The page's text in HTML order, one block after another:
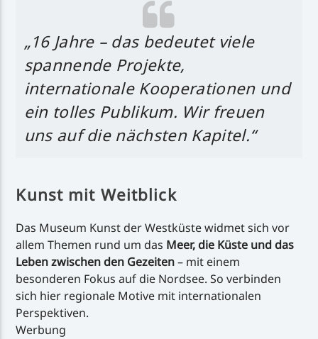
„16 Jahre – das bedeutet viele
spannende Projekte,
internationale Kooperationen und
ein tolles Publikum. Wir freuen
uns auf die nächsten Kapitel.“
Kunst mit Weitblick
Das Museum Kunst der Westküste widmet sich vor
allem Themen rund um das Meer, die Küste und das
Leben zwischen den Gezeiten– mit einem
besonderen Fokus auf die Nordsee. So verbinden
sich hier regionale Motive mit internationalen
Perspektiven.
Werbung